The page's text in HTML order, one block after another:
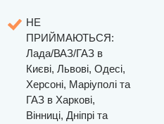
НЕ
ПРИЙМАЮТЬСЯ:
Лада/ВАЗ/ГАЗ в
Києві, Львові, Одесі,
Херсоні, Маріуполі та
ГАЗ в Харкові,
Вінниці, Дніпрі та